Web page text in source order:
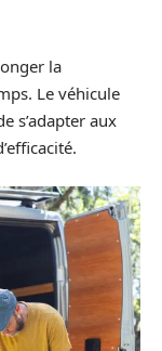
la
Le véhicule
s’adapter aux